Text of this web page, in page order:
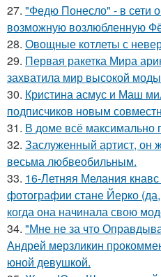
27. "Федю Понесло" - в сети
возможную возлюбленную
28. Овощные котлеты с
29. Первая ракетка Мира
захватила мир высокой
30. Кристина асмус и Маш
подписчиков новым
31. В доме всё максимально
32. Заслуженный артист, он
весьма любвеобильным.
33. 16-Летняя Мелания
фотографии стане Йерко
когда она начинала свою
34. "Мне не за что
Андрей мерзликин
юной девушкой.